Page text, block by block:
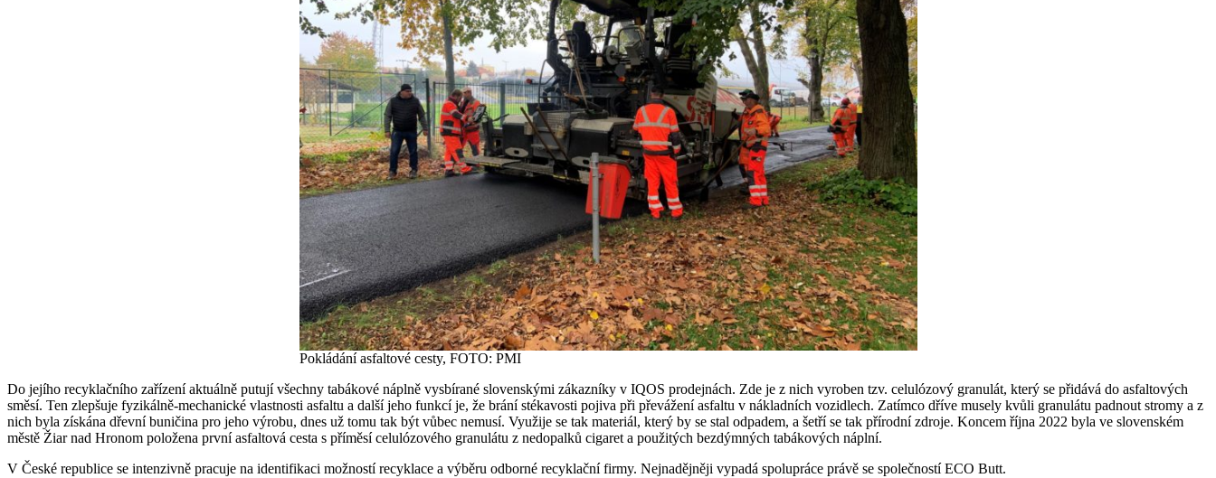
Pokládání asfaltové cesty, FOTO: PMI
Do jejího recyklačního zařízení aktuálně putují všechny tabákové náplně vysbírané slovenskými zákazníky v IQOS prodejnách. Zde je z nich vyroben tzv. celulózový granulát, který se přidává do asfaltových
směsí. Ten zlepšuje fyzikálně-mechanické vlastnosti asfaltu a další jeho funkcí je, že brání stékavosti pojiva při převážení asfaltu v nákladních vozidlech. Zatímco dříve musely kvůli granulátu padnout stromy a z
nich byla získána dřevní buničina pro jeho výrobu, dnes už tomu tak být vůbec nemusí. Využije se tak materiál, který by se stal odpadem, a šetří se tak přírodní zdroje. Koncem října 2022 byla ve slovenském
městě Žiar nad Hronom položena první asfaltová cesta s příměsí celulózového granulátu z nedopalků cigaret a použitých bezdýmných tabákových náplní.
V České republice se intenzivně pracuje na identifikaci možností recyklace a výběru odborné recyklační firmy. Nejnadějněji vypadá spolupráce právě se společností ECO Butt.